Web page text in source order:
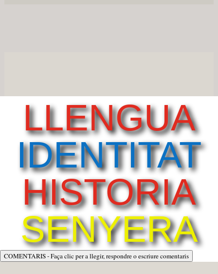
LLENGUA
IDENTITAT
HISTORIA
SENYERA
COMENTARIS - Faça clic per a llegir, respondre o escriure comentaris